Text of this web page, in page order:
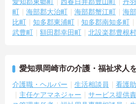
・介護福祉士や初任者研修などの資格や
かりと給与に反映されるためモチベーシ
・年次を問わずリーダーや主任などのマ
例も多数あり、腰を据えて長期的なキャリ
町
海部郡大治町 海部郡蟹江町 海
比町
知多郡東浦町 知多郡南知多町
武豊町
額田郡幸田町 北設楽郡豊根村
愛知県岡崎市の介護・福祉求人
介護職・ヘルパー 生活相談員 看護
主任ケアマネジャー
サービス提供